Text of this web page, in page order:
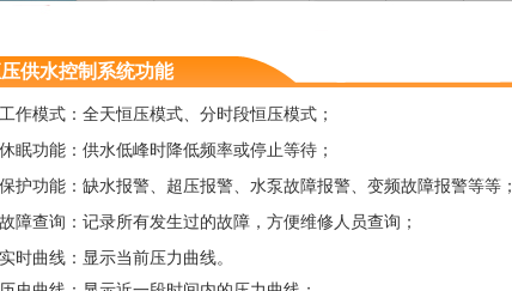
供水控制系统功能
作模式：全天恒压模式、分时段恒压模式；
眠功能：供水低峰时降低频率或停止等待；
护功能：缺水报警、超压报警、水泵故障报警、变频故障报警等等；
障查询：记录所有发生过的故障，方便维修人员查询；
时曲线：显示当前压力曲线。